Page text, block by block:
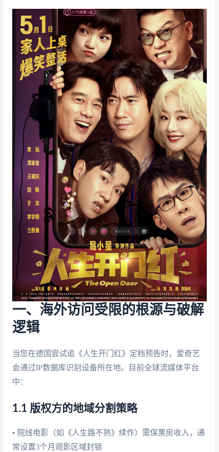
一、海外访问受限的根源与破解
逻辑
当您在德国尝试追《人生开门红》定档预告时，爱奇艺
会通过IP数据库识别设备所在地。目前全球流媒体平台
中：
1.1 版权方的地域分割策略
• 院线电影（如《人生路不熟》续作）需保票房收入，通
常设置3个月观影区域封锁